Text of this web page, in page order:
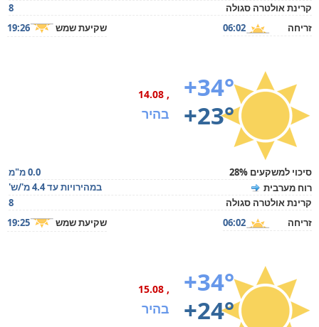
קרינת אולטרה סגולה
8
זריחה
06:02 שקיעת שמש 19:26
+34°
+23°
, 14.08
בהיר
סיכוי למשקעים 28%
0.0 מ"מ
רוח מערבית
במהירויות עד 4.4 מ'/ש'
קרינת אולטרה סגולה
8
זריחה
06:02 שקיעת שמש 19:25
+34°
+24°
, 15.08
בהיר